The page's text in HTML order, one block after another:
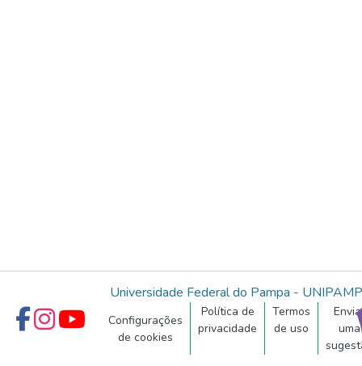
Universidade Federal do Pampa -
Configurações
de cookies
Política de
privacidade
Termos
de uso
uma